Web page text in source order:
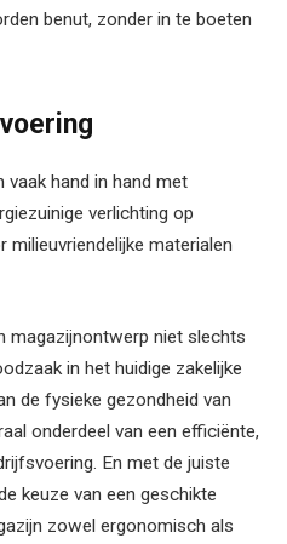
benut, zonder in te boeten
vaak hand in hand met
verlichting op
materialen
magazijnontwerp niet slechts
in het huidige zakelijke
de fysieke gezondheid van
onderdeel van een efficiënte,
En met de juiste
keuze van een geschikte
zowel ergonomisch als